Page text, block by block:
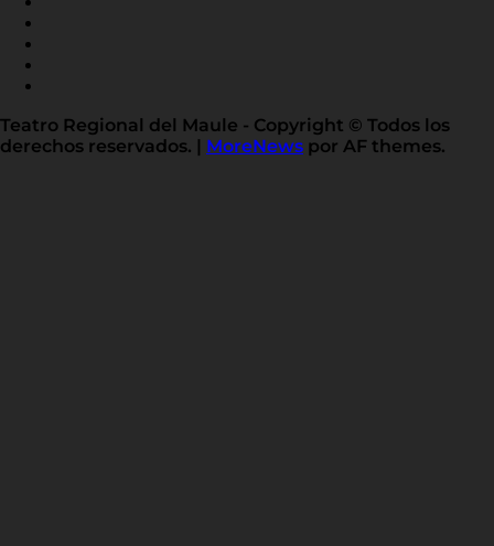
Teatro Regional del Maule - Copyright © Todos los
derechos reservados.
MoreNews por AF themes.